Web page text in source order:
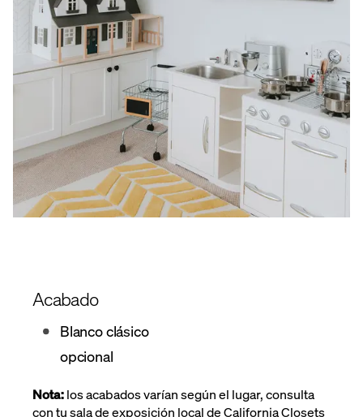
Acabado
Blanco clásico
opcional
Nota:los acabados varían según el lugar, consulta
con tu sala de exposición local de California Closets